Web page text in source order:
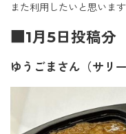
また利用したいと思います
■1月5日投稿分
ゆうごまさん（サリ